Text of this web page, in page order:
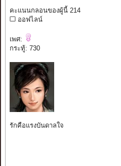
คะแนนกลอนของผู้นี้ 214
ออฟไลน์
เพศ:
กระทู้: 730
รักคือแรงบันดาลใจ